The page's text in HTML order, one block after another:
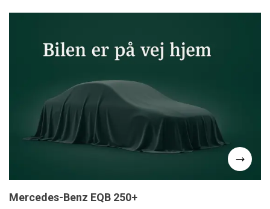
Mercedes-Benz EQB 250+